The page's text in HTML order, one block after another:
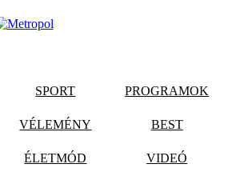
SPORT PROGRAMOK
VÉLEMÉNY BEST
ÉLETMÓD VIDEÓ